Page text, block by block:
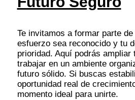
Te invitamos a formar parte
esfuerzo sea reconocido y tu
prioridad. Aquí podrás ampliar
trabajar en un ambiente
futuro sólido. Si buscas
oportunidad real de
momento ideal para unirte.